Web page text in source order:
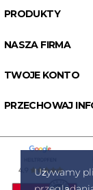
Używamy
PRODUKTY
NASZA FIRMA
TWOJE KONTO
PRZECHOWAJ